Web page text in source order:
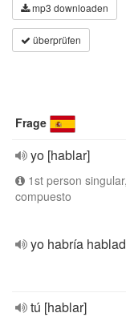
mp3 downloaden
überprüfen
Frage
yo [hablar]
1st person
compuesto
yo habría
tú [hablar]